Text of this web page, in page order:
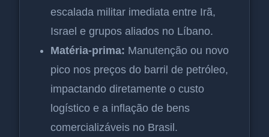
escalada militar imediata entre Irã,
Israel e grupos aliados no Líbano.
Matéria-prima: Manutenção ou novo
pico nos preços do barril de petróleo,
impactando diretamente o custo
logístico e a inflação de bens
comercializáveis no Brasil.